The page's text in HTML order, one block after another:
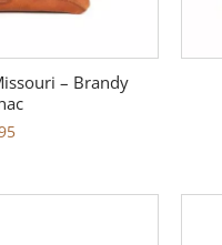
– Brandy